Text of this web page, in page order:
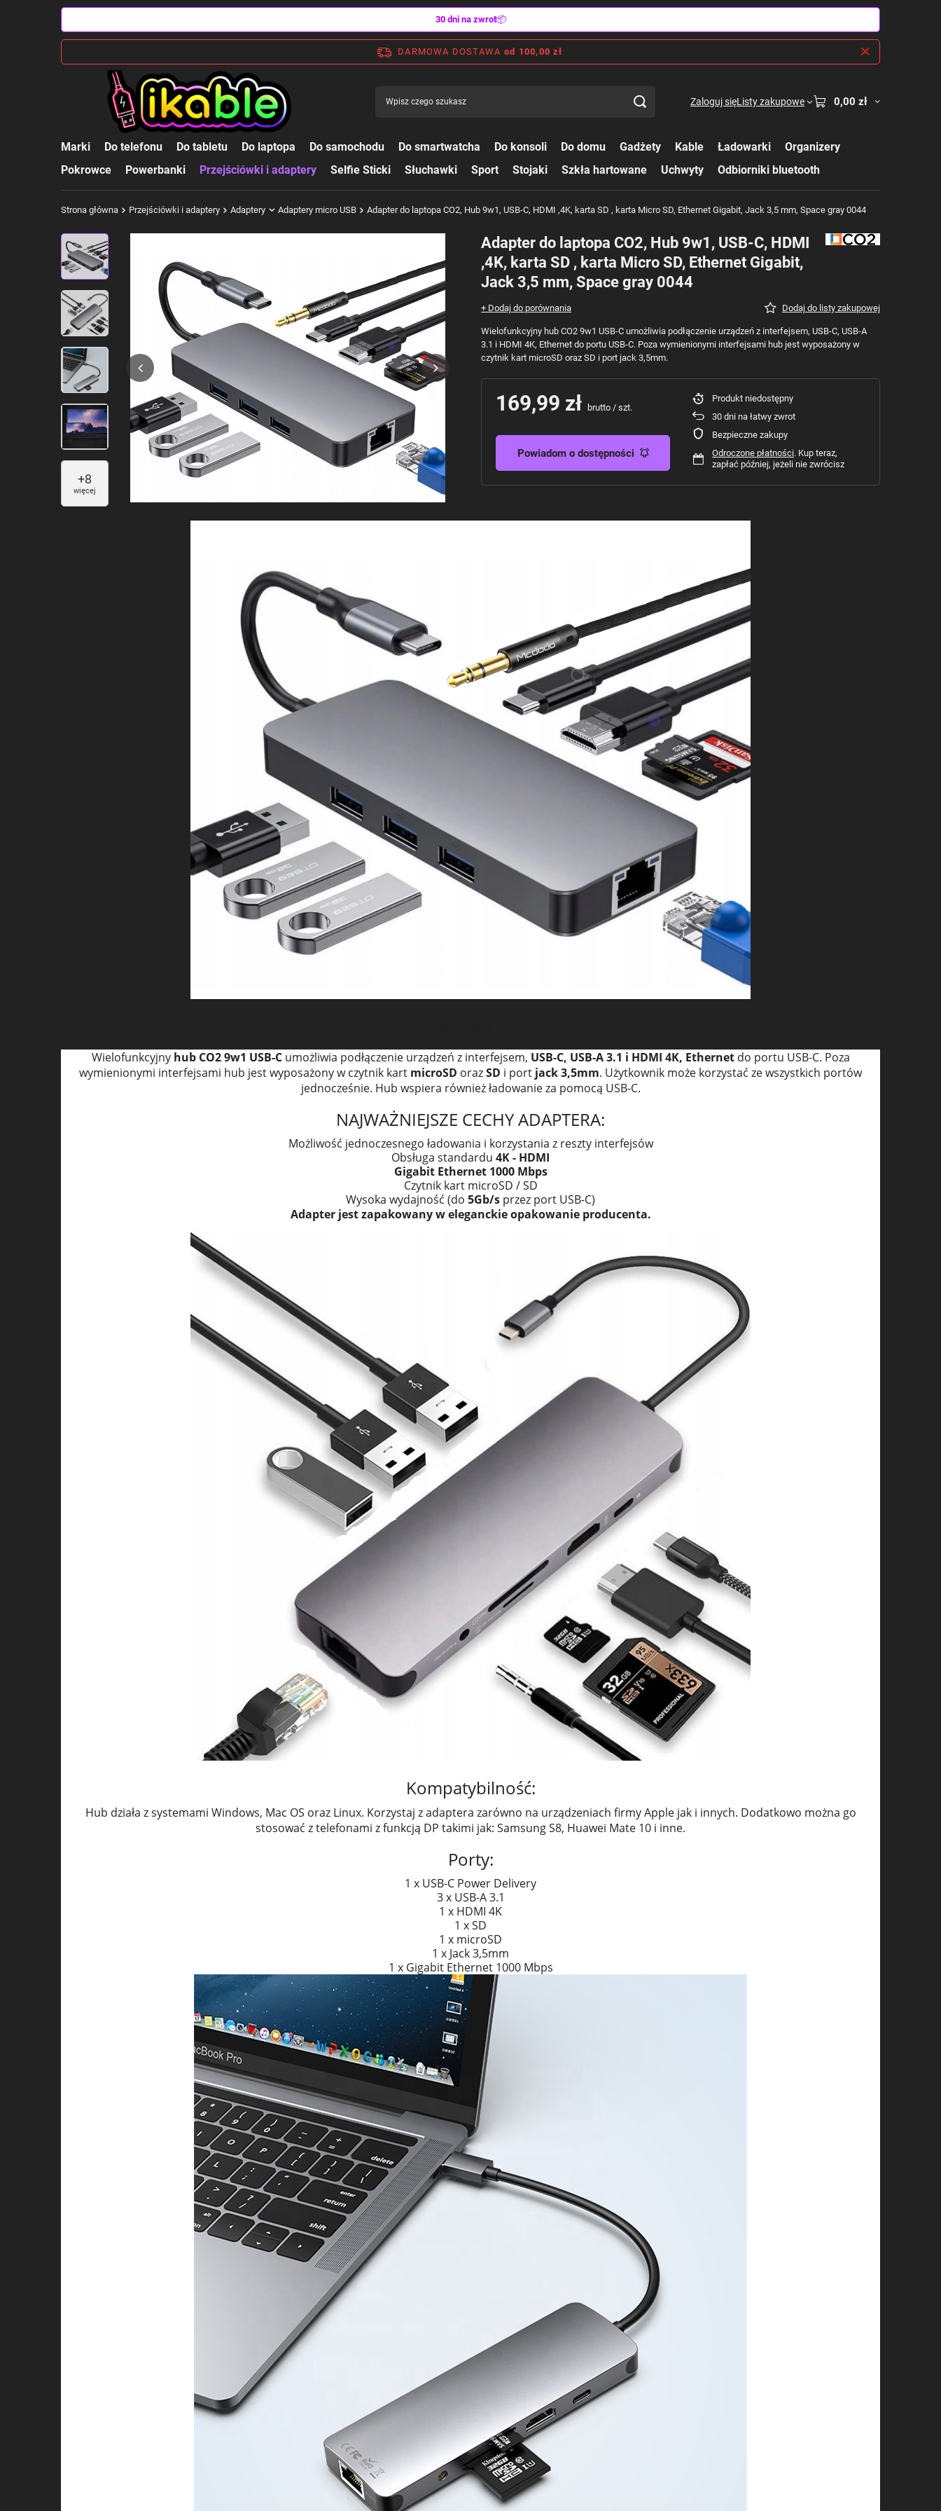
30 dni na zwrot📦
DARMOWA DOSTAWA od 100,00 zł
Zaloguj sięListy zakupowe 0,00 zł
Marki Do telefonu Do tabletu Do laptopa Do samochodu Do smartwatcha Do konsoli Do domu Gadżety Kable Ładowarki
Organizery
Pokrowce
Powerbanki Przejściówki i adaptery Selfie Sticki Słuchawki Sport Stojaki Szkła hartowane Uchwyty Odbiorniki bluetooth
Strona główna Przejściówki i adaptery Adaptery Adaptery micro USB Adapter do laptopa CO2, Hub 9w1, USB-C, HDMI ,4K, karta SD , karta Micro SD, Ethernet Gigabit, Jack 3,5 mm, Space gray 0044
+8
więcej
Adapter do laptopa CO2, Hub 9w1, USB-C, HDMI
,4K, karta SD , karta Micro SD, Ethernet Gigabit,
Jack 3,5 mm, Space gray 0044
+ Dodaj do porównania Dodaj do listy zakupowej
Wielofunkcyjny hub CO2 9w1 USB-C umożliwia podłączenie urządzeń z interfejsem, USB-C, USB-A
3.1 i HDMI 4K, Ethernet do portu USB-C. Poza wymienionymi interfejsami hub jest wyposażony w
czytnik kart microSD oraz SD i port jack 3,5mm.
169,99 zł brutto / szt.
Powiadom o dostępności
Produkt niedostępny
30 dni na łatwy zwrot
Bezpieczne zakupy
Odroczone płatności. Kup teraz,
zapłać później, jeżeli nie zwrócisz
Wielofunkcyjny hub CO2 9w1 USB-Cumożliwia podłączenie urządzeń z interfejsem, USB-C, USB-A 3.1 i HDMI 4K, Ethernetdo portu USB-C. Poza
wymienionymi interfejsami hub jest wyposażony w czytnik kart microSD orazSD i port jack 3,5mm. Użytkownik może korzystać ze wszystkich portów
jednocześnie. Hub wspiera również ładowanie za pomocą USB-C.
NAJWAŻNIEJSZE CECHY ADAPTERA:
Możliwość jednoczesnego ładowania i korzystania z reszty interfejsów
Obsługa standardu 4K - HDMI
Gigabit Ethernet 1000 Mbps
Czytnik kart microSD / SD
Wysoka wydajność (do 5Gb/s przez port USB-C)
Adapter jest zapakowany w eleganckie opakowanie producenta.
Kompatybilność:
Hub działa z systemami Windows, Mac OS oraz Linux. Korzystaj z adaptera zarówno na urządzeniach firmy Apple jak i innych. Dodatkowo można go
stosować z telefonami z funkcją DP takimi jak: Samsung S8, Huawei Mate 10 i inne.
Porty:
1 x USB-C Power Delivery
3 x USB-A 3.1
1 x HDMI 4K
1 x SD
1 x microSD
1 x Jack 3,5mm
1 x Gigabit Ethernet 1000 Mbps